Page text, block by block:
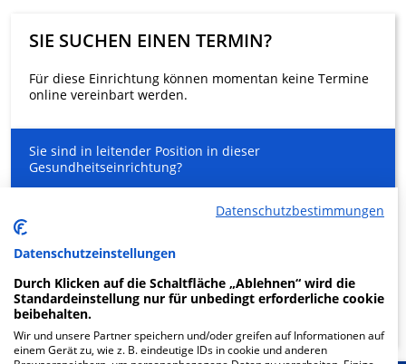
SIE SUCHEN EINEN TERMIN?
Für diese Einrichtung können momentan keine Termine
online vereinbart werden.
Sie sind in leitender Position in dieser
Gesundheitseinrichtung?
und Ihrer Gesundheitsfachkräfte
von Arztterminen
MEHR ERFAHREN
Datenschutzbestimmungen
Datenschutzeinstellungen
Durch Klicken auf die Schaltfläche „Ablehnen“ wird die
Standardeinstellung nur für unbedingt erforderliche cookie
beibehalten.
Wir und unsere Partner speichern und/oder greifen auf Informationen auf
einem Gerät zu, wie z. B. eindeutige IDs in cookie und anderen